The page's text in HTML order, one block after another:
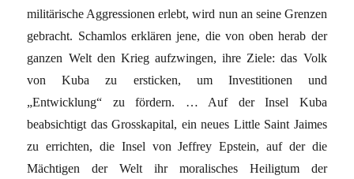
militärische Aggressionen erlebt, wird nun an seine Grenzen
gebracht. Schamlos erklären jene, die von oben herab der
ganzen Welt den Krieg aufzwingen, ihre Ziele: das Volk
von Kuba zu ersticken, um Investitionen und
„Entwicklung“ zu fördern. … Auf der Insel Kuba
beabsichtigt das Grosskapital, ein neues Little Saint Jaimes
zu errichten, die Insel von Jeffrey Epstein, auf der die
Mächtigen der Welt ihr moralisches Heiligtum der